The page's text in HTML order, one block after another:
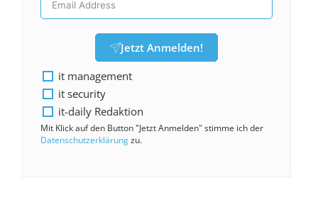
Jetzt Anmelden!
it management
it security
it-daily Redaktion
Mit Klick auf den Button "Jetzt Anmelden" stimme ich der
Datenschutzerklärungzu.